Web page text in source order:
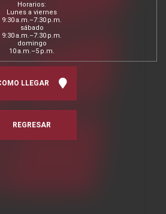
Horarios:
Lunes a viernes
9:30 a.m.–7:30 p.m.
sábado
9:30 a.m.–7:30 p.m.
domingo
10 a.m.–5 p.m.
LLEGAR
REGRESAR